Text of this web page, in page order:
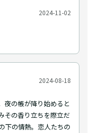
2024-11-02
2024-08-18
夜の帳が降り始めると
その香り立ちを際立だ
下の情熱。恋人たちの